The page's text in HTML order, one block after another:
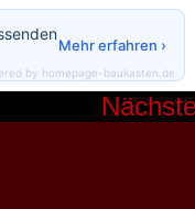
Mehr erfahren ›
by homepage-baukasten.de